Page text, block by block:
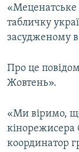
Усі сайти
«Меценатське
табличку
засудженому в
Про це
Жовтень».
«Ми віримо,
кінорежисера
координатор